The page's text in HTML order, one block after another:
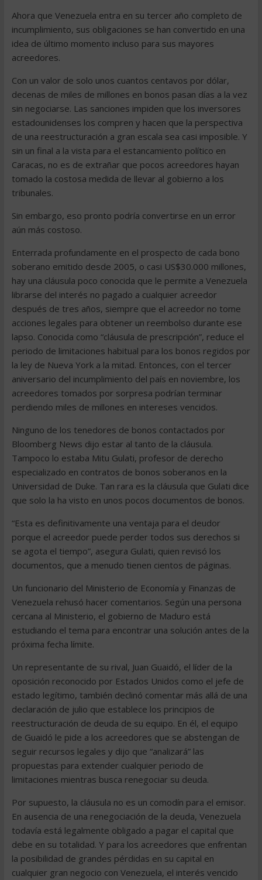
Ahora que Venezuela entra en su tercer año completo de
incumplimiento, sus obligaciones se han convertido en una
idea de último momento incluso para sus mayores
acreedores.
Con un valor de solo unos cuantos centavos por dólar,
decenas de miles de millones en bonos pasan días a la vez
sin negociarse. Las sanciones impiden que los inversores
estadounidenses los compren y hacen que la perspectiva
de una reestructuración a gran escala sea casi imposible. Y
sin un final a la vista para el estancamiento político en
Caracas, no es de extrañar que pocos acreedores hayan
tomado la costosa medida de llevar al gobierno a los
tribunales.
Sin embargo, eso pronto podría convertirse en un error
aún más costoso.
Enterrada profundamente en el prospecto de cada bono
soberano emitido desde 2005, o casi US$30.000 millones,
hay una cláusula poco conocida que le permite a Venezuela
librarse del interés no pagado a cualquier acreedor
después de tres años, siempre que el acreedor no tome
acciones legales para obtener un reembolso durante ese
lapso. Conocida como “cláusula de prescripción”, reduce el
periodo de limitaciones habitual para los bonos regidos por
la ley de Nueva York a la mitad. Entonces, con el tercer
aniversario del incumplimiento del país en noviembre, los
acreedores tomados por sorpresa podrían terminar
perdiendo miles de millones en intereses vencidos.
Ninguno de los tenedores de bonos contactados por
Bloomberg News dijo estar al tanto de la cláusula.
Tampoco lo estaba Mitu Gulati, profesor de derecho
especializado en contratos de bonos soberanos en la
Universidad de Duke. Tan rara es la cláusula que Gulati dice
que solo la ha visto en unos pocos documentos de bonos.
“Esta es definitivamente una ventaja para el deudor
porque el acreedor puede perder todos sus derechos si
se agota el tiempo”, asegura Gulati, quien revisó los
documentos, que a menudo tienen cientos de páginas.
Un funcionario del Ministerio de Economía y Finanzas de
Venezuela rehusó hacer comentarios. Según una persona
cercana al Ministerio, el gobierno de Maduro está
estudiando el tema para encontrar una solución antes de la
próxima fecha límite.
Un representante de su rival, Juan Guaidó, el líder de la
oposición reconocido por Estados Unidos como el jefe de
estado legítimo, también declinó comentar más allá de una
declaración de julio que establece los principios de
reestructuración de deuda de su equipo. En él, el equipo
de Guaidó le pide a los acreedores que se abstengan de
seguir recursos legales y dijo que “analizará” las
propuestas para extender cualquier periodo de
limitaciones mientras busca renegociar su deuda.
Por supuesto, la cláusula no es un comodín para el emisor.
En ausencia de una renegociación de la deuda, Venezuela
todavía está legalmente obligado a pagar el capital que
debe en su totalidad. Y para los acreedores que enfrentan
la posibilidad de grandes pérdidas en su capital en
cualquier gran negocio con Venezuela, el interés vencido